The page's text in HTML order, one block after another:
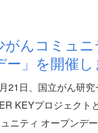
がんコミュ
ー」を開催し
21日、国立がん研
KEYプロジェクト
ニティ オープンデ